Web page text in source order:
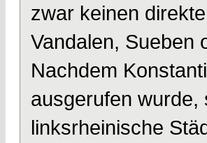
zwar keinen
Vandalen, Sueben
Nachdem
ausgerufen wurde,
linksrheinische